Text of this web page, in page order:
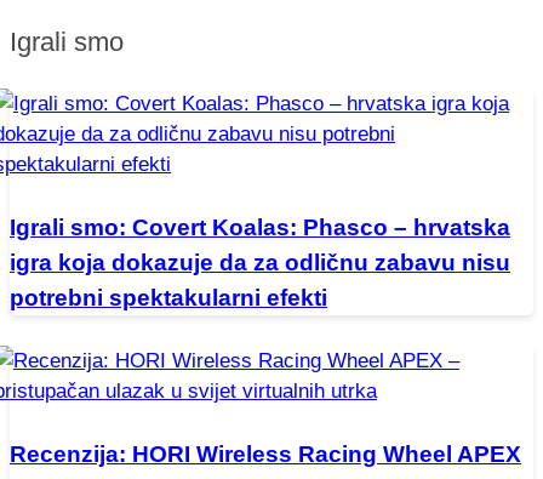
Igrali smo
Igrali smo: Covert Koalas: Phasco – hrvatska
igra koja dokazuje da za odličnu zabavu nisu
potrebni spektakularni efekti
Recenzija: HORI Wireless Racing Wheel APEX